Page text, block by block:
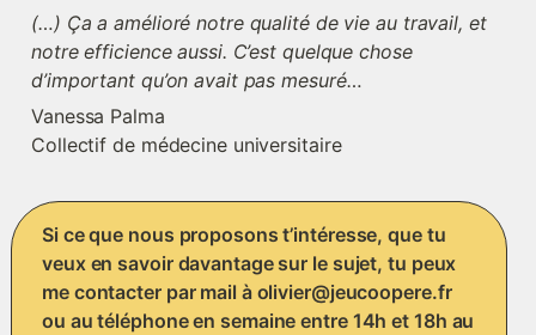
(…) Ça a amélioré notre qualité de vie au travail, et
notre efficience aussi. C’est quelque chose
d’important qu’on avait pas mesuré…
Vanessa Palma
Collectif de médecine universitaire
Si ce que nous proposons t’intéresse, que tu
veux en savoir davantage sur le sujet, tu peux
me contacter par mail à olivier@jeucoopere.fr
ou au téléphone en semaine entre 14h et 18h au